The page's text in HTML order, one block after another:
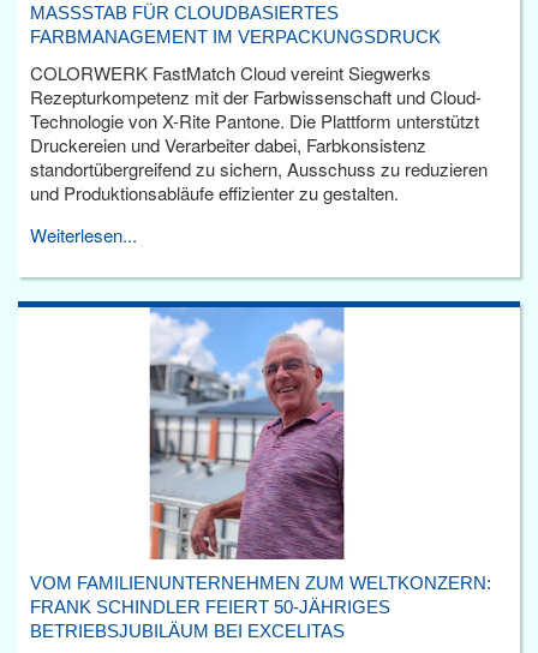
MASSSTAB FÜR CLOUDBASIERTES F
ARBMANAGEMENT IM VERPACKUNGSDRUCK
COLORWERK FastMatch Cloud vereint Siegwerks
Rezepturkompetenz mit der Farbwissenschaft und Cloud-
Technologie von X-Rite Pantone. Die Plattform unterstützt
Druckereien und Verarbeiter dabei, Farbkonsistenz
standortübergreifend zu sichern, Ausschuss zu reduzieren
und Produktionsabläufe effizienter zu gestalten.
Weiterlesen...
VOM FAMILIENUNTERNEHMEN ZUM WELTKONZERN:
FRANK SCHINDLER FEIERT 50-JÄHRIGES
BETRIEBSJUBILÄUM BEI EXCELITAS